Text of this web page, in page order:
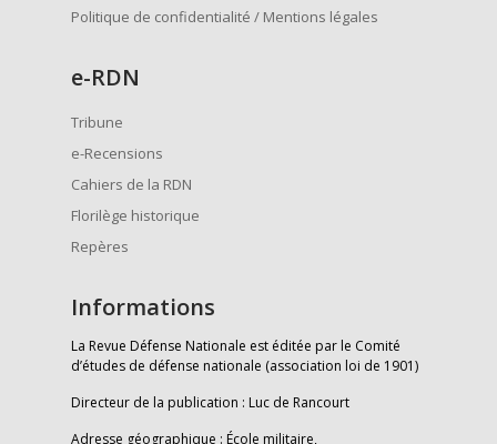
Politique de confidentialité / Mentions légales
e-RDN
Tribune
e-Recensions
Cahiers de la RDN
Florilège historique
Repères
Informations
La Revue Défense Nationale est éditée par le Comité
d’études de défense nationale (association loi de 1901)
Directeur de la publication : Luc de Rancourt
Adresse géographique : École militaire,